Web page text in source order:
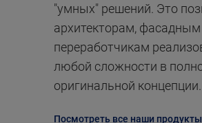
"умных" решений. Это
архитекторам, фасадным
переработчикам
любой сложности в
оригинальной концепции.
Посмотреть все наши продукты